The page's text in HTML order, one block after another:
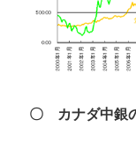
〇 カナダ中銀